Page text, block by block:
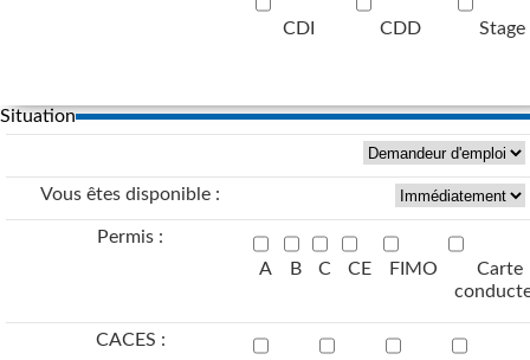
CDI CDD Stage
Situation
Vous êtes disponible :
Permis :
A
B C CE FIMO
Carte
CACES :